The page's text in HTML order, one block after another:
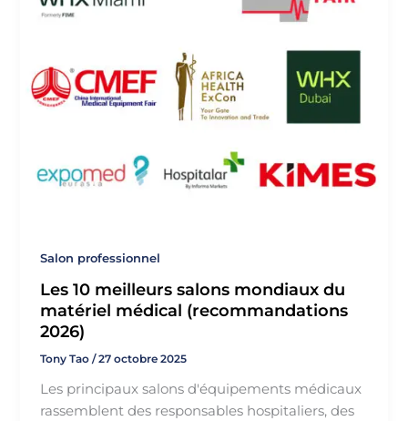
Salon professionnel
Les 10 meilleurs salons mondiaux du
matériel médical (recommandations
2026)
Tony Tao/27 octobre 2025
Les principaux salons d'équipements médicaux
rassemblent des responsables hospitaliers, des